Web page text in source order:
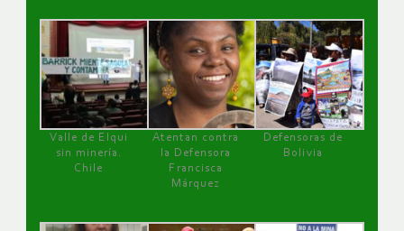
Valle de Elqui
sin minería.
Chile
Atentan contra
la Defensora
Francisca
Márquez
Defensoras de
Bolivia